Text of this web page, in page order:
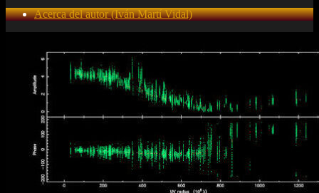
Acerca del autor (Iván Martí Vidal)